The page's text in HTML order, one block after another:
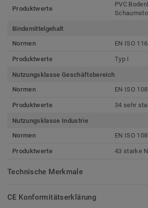
Produktwerte
PVC
Bindemittelgehalt
Normen
EN ISO
Produktwerte Typ I
Nutzungsklasse Geschäftsbereich
Normen
EN ISO
Produktwerte 34 sehr
Nutzungsklasse Industrie
Normen
EN ISO
Produktwerte 43 starke
Technische Merkmale
CE Konformitätserklärung